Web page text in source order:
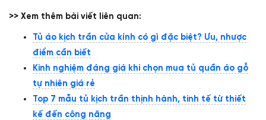
>> Xem thêm bài viết liên quan:
Tủ áo kịch trần cửa kính có gì đặc biệt? Ưu, nhược
điểm cần biết
Kinh nghiệm đáng giá khi chọn mua tủ quần áo gỗ
tự nhiên giá rẻ
Top 7 mẫu tủ kịch trần thịnh hành, tinh tế từ thiết
kế đến công năng